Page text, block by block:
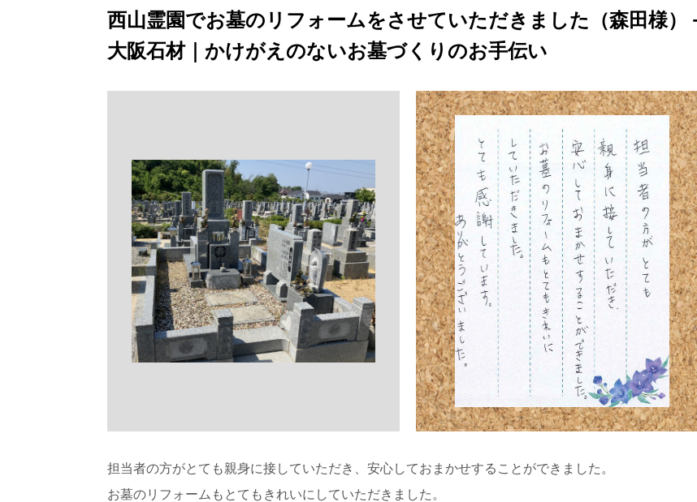
西山霊園でお墓のリフォームをさせていただきました（森田様）
大阪石材｜かけがえのないお墓づくりのお手伝い
担当者の方がとても親身に接していただき、安心しておまかせすることができました。
お墓のリフォームもとてもきれいにしていただきました。